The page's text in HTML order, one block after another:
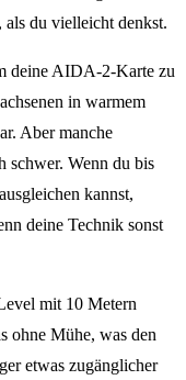
als du vielleicht denkst.
deine AIDA-2-Karte zu
in warmem
Aber manche
schwer. Wenn du bis
kannst,
deine Technik sonst
mit 10 Metern
ohne Mühe, was den
etwas zugänglicher